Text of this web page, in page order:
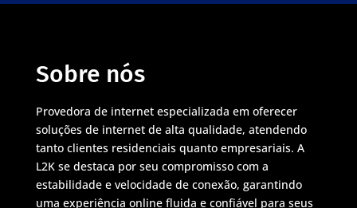
Sobre nós
Provedora de internet especializada em oferecer
soluções de internet de alta qualidade, atendendo
tanto clientes residenciais quanto empresariais. A
L2K se destaca por seu compromisso com a
estabilidade e velocidade de conexão, garantindo
uma experiência online fluida e confiável para seus